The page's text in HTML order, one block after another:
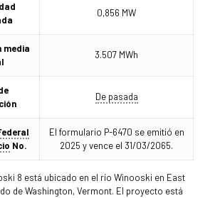
0,856 MW
media
3.507 MWh
De pasada
No.
El formulario P-6470 se emitió en
2025 y vence el 31/03/2065.
8 está ubicado en el río Winooski en East
de Washington, Vermont. El proyecto está